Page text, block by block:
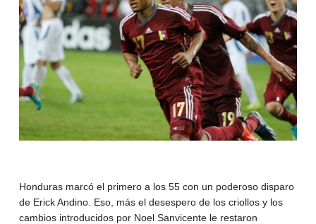
Honduras marcó el primero a los 55 con un poderoso disparo
de Erick Andino. Eso, más el desespero de los criollos y los
cambios introducidos por Noel Sanvicente le restaron